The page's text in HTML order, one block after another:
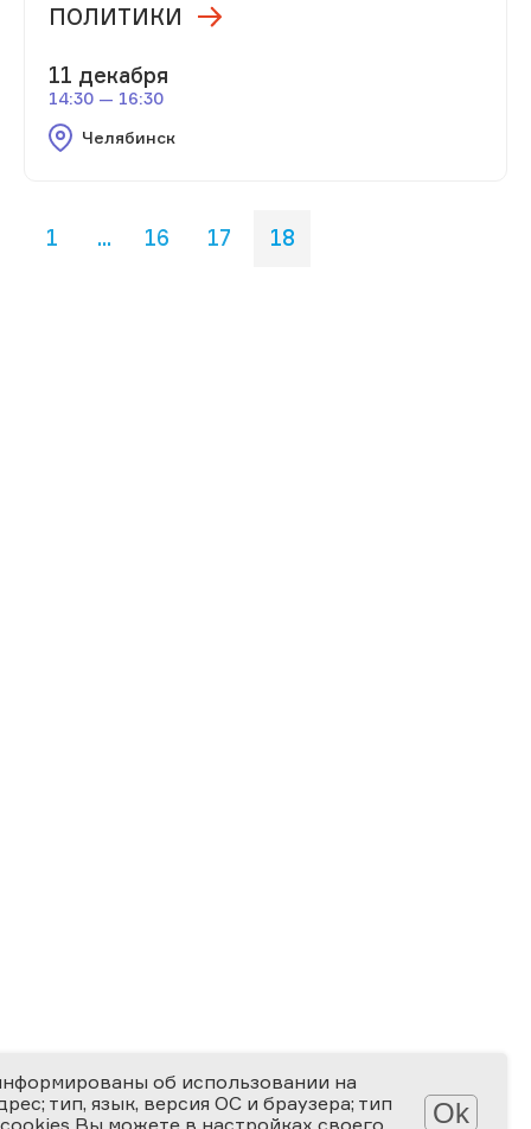
ПОЛИТИКИ
11 декабря
14:30 — 16:30
Челябинск
1 ... 16 17 18
об использовании на
тип, язык, версия ОС и браузера; тип
Вы можете в настройках своего
Ok